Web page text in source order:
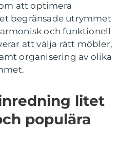
att optimera
begränsade utrymmet
och funktionell
att välja rätt möbler,
organisering av olika
litet
populära